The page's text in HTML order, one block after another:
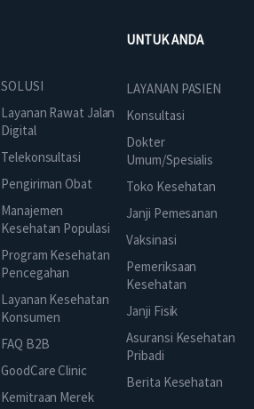
SOLUSI
Layanan Rawat Jalan
Digital
Telekonsultasi
Pengiriman Obat
Manajemen
Kesehatan Populasi
Program Kesehatan
Pencegahan
Layanan Kesehatan
Konsumen
FAQ B2B
GoodCare Clinic
Kemitraan Merek
UNTUK ANDA
LAYANAN PASIEN
Konsultasi
Dokter
Umum/Spesialis
Toko Kesehatan
Janji Pemesanan
Vaksinasi
Pemeriksaan
Kesehatan
Janji Fisik
Asuransi Kesehatan
Pribadi
Berita Kesehatan